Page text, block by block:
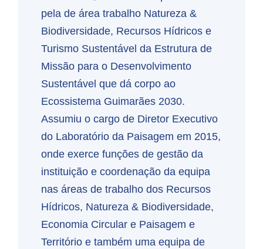
pela de área trabalho Natureza &
Biodiversidade, Recursos Hídricos e
Turismo Sustentável da Estrutura de
Missão para o Desenvolvimento
Sustentável que dá corpo ao
Ecossistema Guimarães 2030.
Assumiu o cargo de Diretor Executivo
do Laboratório da Paisagem em 2015,
onde exerce funções de gestão da
instituição e coordenação da equipa
nas áreas de trabalho dos Recursos
Hídricos, Natureza & Biodiversidade,
Economia Circular e Paisagem e
Território e também uma equipa de